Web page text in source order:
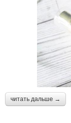
читать дальше →